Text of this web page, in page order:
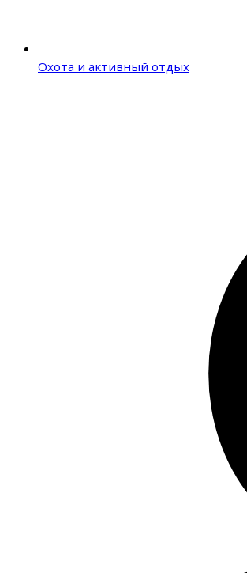
Охота и активный отдых